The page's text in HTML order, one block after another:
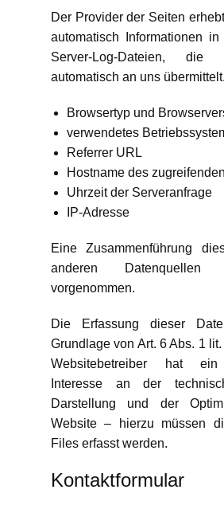
Der Provider der Seiten
automatisch Informationen
Server-Log-Dateien, die
automatisch an uns
Browsertyp und
verwendetes
Referrer URL
Hostname des
Uhrzeit der Serveranfrage
IP-Adresse
Eine Zusammenführung
anderen
vorgenommen.
Die Erfassung dieser
Grundlage von Art. 6 Abs. 1
Websitebetreiber hat ein
Interesse an der
Darstellung und der
Website – hierzu müssen
Files erfasst werden.
Kontaktformular